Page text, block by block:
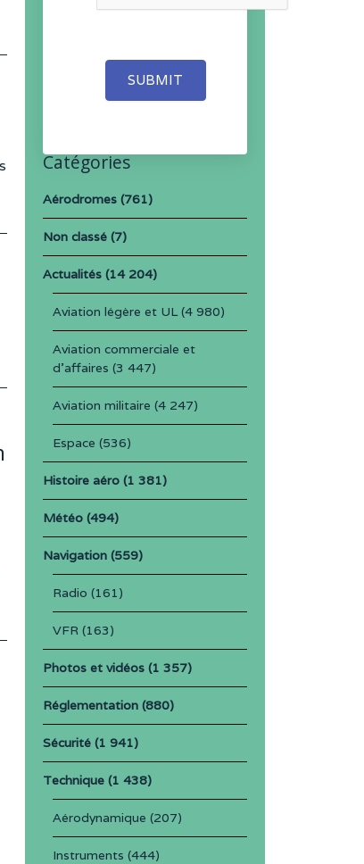
SUBMIT
Catégories
Aérodromes(761)
Non classé(7)
Actualités(14 204)
Aviation légère et UL(4 980)
Aviation commerciale et
d'affaires (3 447)
Aviation militaire (4 247)
Espace (536)
Histoire aéro(1 381)
Météo(494)
Navigation(559)
Radio (161)
VFR (163)
Photos et vidéos(1 357)
Réglementation(880)
Sécurité(1 941)
Technique(1 438)
Aérodynamique (207)
Instruments (444)